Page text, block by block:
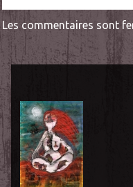
Les commentaires sont